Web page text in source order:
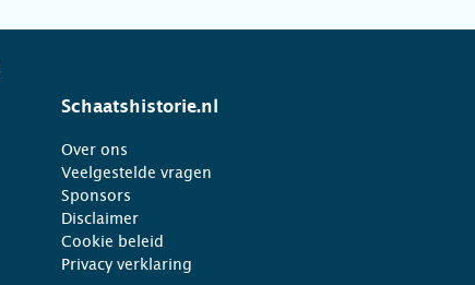
Schaatshistorie.nl
Over ons
Veelgestelde vragen
Sponsors
Disclaimer
Cookie beleid
Privacy verklaring